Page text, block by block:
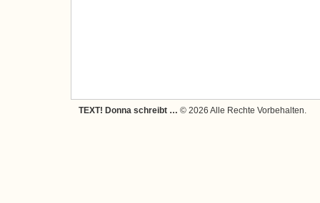
TEXT! Donna schreibt … © 2026 Alle Rechte Vorbehalten.